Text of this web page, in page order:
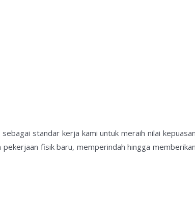
standar kerja kami untuk meraih nilai kepuasan
fisik baru, memperindah hingga memberikan